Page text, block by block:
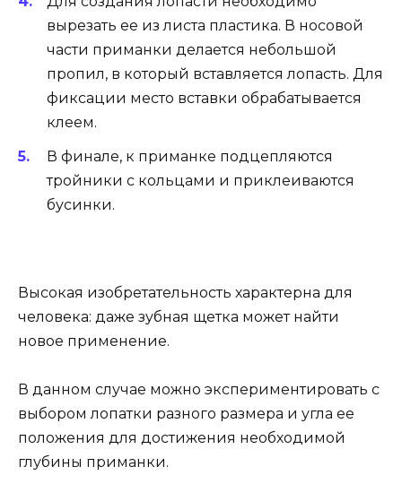
вырезать ее из листа пластика. В носовой
части приманки делается небольшой
пропил, в который вставляется лопасть. Для
фиксации место вставки обрабатывается
клеем.
В финале, к приманке подцепляются
тройники с кольцами и приклеиваются
бусинки.
Высокая изобретательность характерна для
человека: даже зубная щетка может найти
новое применение.
В данном случае можно экспериментировать с
выбором лопатки разного размера и угла ее
положения для достижения необходимой
глубины приманки.